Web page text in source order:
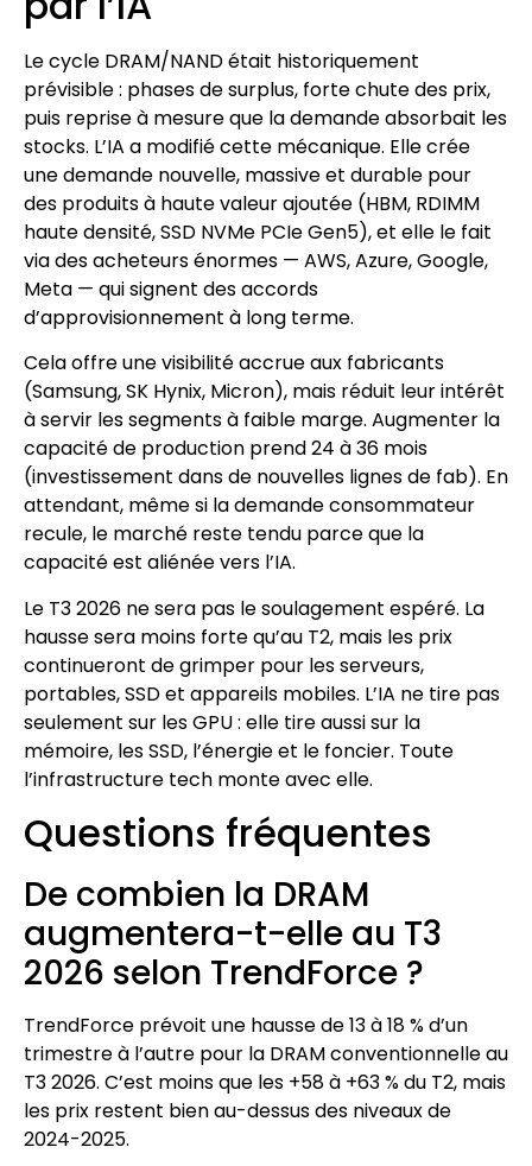
Le cycle DRAM/NAND était historiquement
prévisible : phases de surplus, forte chute des prix,
puis reprise à mesure que la demande absorbait les
stocks. L’IA a modifié cette mécanique. Elle crée
une demande nouvelle, massive et durable pour
des produits à haute valeur ajoutée (HBM, RDIMM
haute densité, SSD NVMe PCIe Gen5), et elle le fait
via des acheteurs énormes — AWS, Azure, Google,
Meta — qui signent des accords
d’approvisionnement à long terme.
Cela offre une visibilité accrue aux fabricants
(Samsung, SK Hynix, Micron), mais réduit leur intérêt
à servir les segments à faible marge. Augmenter la
capacité de production prend 24 à 36 mois
(investissement dans de nouvelles lignes de fab). En
attendant, même si la demande consommateur
recule, le marché reste tendu parce que la
capacité est aliénée vers l’IA.
Le T3 2026 ne sera pas le soulagement espéré. La
hausse sera moins forte qu’au T2, mais les prix
continueront de grimper pour les serveurs,
portables, SSD et appareils mobiles. L’IA ne tire pas
seulement sur les GPU : elle tire aussi sur la
mémoire, les SSD, l’énergie et le foncier. Toute
l’infrastructure tech monte avec elle.
Questions fréquentes
De combien la DRAM
augmentera-t-elle au T3
2026 selon TrendForce ?
TrendForce prévoit une hausse de 13 à 18 % d’un
trimestre à l’autre pour la DRAM conventionnelle au
T3 2026. C’est moins que les +58 à +63 % du T2, mais
les prix restent bien au-dessus des niveaux de
2024-2025.